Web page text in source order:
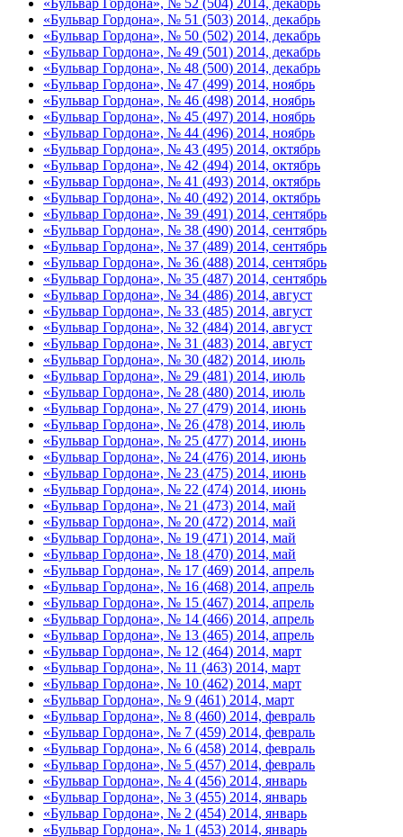
«Бульвар Гордона», № 51 (503) 2014, декабрь
«Бульвар Гордона», № 50 (502) 2014, декабрь
«Бульвар Гордона», № 49 (501) 2014, декабрь
«Бульвар Гордона», № 48 (500) 2014, декабрь
«Бульвар Гордона», № 47 (499) 2014, ноябрь
«Бульвар Гордона», № 46 (498) 2014, ноябрь
«Бульвар Гордона», № 45 (497) 2014, ноябрь
«Бульвар Гордона», № 44 (496) 2014, ноябрь
«Бульвар Гордона», № 43 (495) 2014, октябрь
«Бульвар Гордона», № 42 (494) 2014, октябрь
«Бульвар Гордона», № 41 (493) 2014, октябрь
«Бульвар Гордона», № 40 (492) 2014, октябрь
«Бульвар Гордона», № 39 (491) 2014, сентябрь
«Бульвар Гордона», № 38 (490) 2014, сентябрь
«Бульвар Гордона», № 37 (489) 2014, сентябрь
«Бульвар Гордона», № 36 (488) 2014, сентябрь
«Бульвар Гордона», № 35 (487) 2014, сентябрь
«Бульвар Гордона», № 34 (486) 2014, август
«Бульвар Гордона», № 33 (485) 2014, август
«Бульвар Гордона», № 32 (484) 2014, август
«Бульвар Гордона», № 31 (483) 2014, август
«Бульвар Гордона», № 30 (482) 2014, июль
«Бульвар Гордона», № 29 (481) 2014, июль
«Бульвар Гордона», № 28 (480) 2014, июль
«Бульвар Гордона», № 27 (479) 2014, июнь
«Бульвар Гордона», № 26 (478) 2014, июль
«Бульвар Гордона», № 25 (477) 2014, июнь
«Бульвар Гордона», № 24 (476) 2014, июнь
«Бульвар Гордона», № 23 (475) 2014, июнь
«Бульвар Гордона», № 22 (474) 2014, июнь
«Бульвар Гордона», № 21 (473) 2014, май
«Бульвар Гордона», № 20 (472) 2014, май
«Бульвар Гордона», № 19 (471) 2014, май
«Бульвар Гордона», № 18 (470) 2014, май
«Бульвар Гордона», № 17 (469) 2014, апрель
«Бульвар Гордона», № 16 (468) 2014, апрель
«Бульвар Гордона», № 15 (467) 2014, апрель
«Бульвар Гордона», № 14 (466) 2014, апрель
«Бульвар Гордона», № 13 (465) 2014, апрель
«Бульвар Гордона», № 12 (464) 2014, март
«Бульвар Гордона», № 11 (463) 2014, март
«Бульвар Гордона», № 10 (462) 2014, март
«Бульвар Гордона», № 9 (461) 2014, март
«Бульвар Гордона», № 8 (460) 2014, февраль
«Бульвар Гордона», № 7 (459) 2014, февраль
«Бульвар Гордона», № 6 (458) 2014, февраль
«Бульвар Гордона», № 5 (457) 2014, февраль
«Бульвар Гордона», № 4 (456) 2014, январь
«Бульвар Гордона», № 3 (455) 2014, январь
«Бульвар Гордона», № 2 (454) 2014, январь
«Бульвар Гордона», № 1 (453) 2014, январь